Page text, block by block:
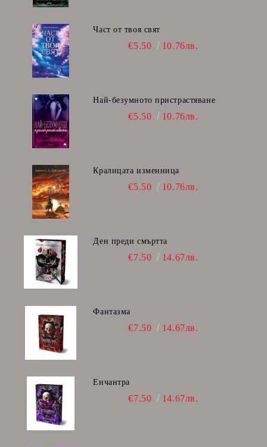
Част от твоя свят
€5.50 10.76лв.
Най-безумното пристрастяване
€5.50 10.76лв.
Кралицата изменница
€5.50 10.76лв.
Ден преди смъртта
€7.50 14.67лв.
Фантазма
€7.50 14.67лв.
Енчантра
€7.50 14.67лв.